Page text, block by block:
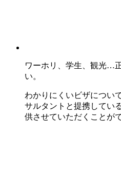
ワーホリ、学生、観光…
い。
わかりにくいビザについ
サルタントと提携してい
供させていただくことが